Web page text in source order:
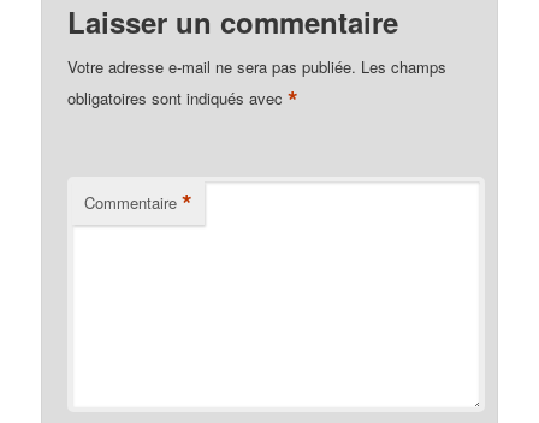
Laisser un commentaire
Votre adresse e-mail ne sera pas publiée. Les champs
obligatoires sont indiqués avec*
Commentaire *